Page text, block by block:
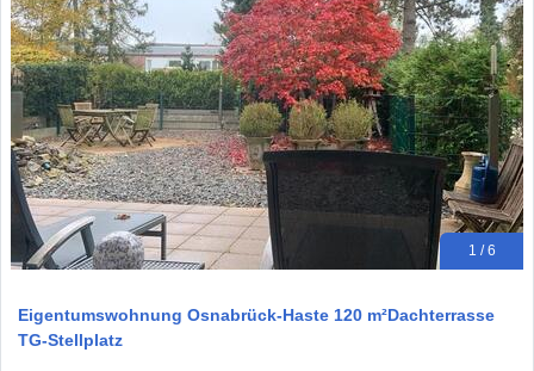
1 / 6
Eigentumswohnung Osnabrück-Haste 120 m²Dachterrasse
TG-Stellplatz